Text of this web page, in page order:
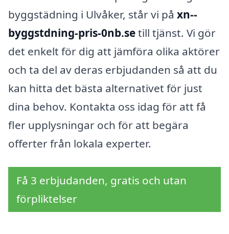
byggstädning i Ulvåker, står vi på xn--
byggstdning-pris-0nb.setill tjänst. Vi gör
det enkelt för dig att jämföra olika aktörer
och ta del av deras erbjudanden så att du
kan hitta det bästa alternativet för just
dina behov. Kontakta oss idag för att få
fler upplysningar och för att begära
offerter från lokala experter.
Få 3 erbjudanden, gratis och utan
förpliktelser